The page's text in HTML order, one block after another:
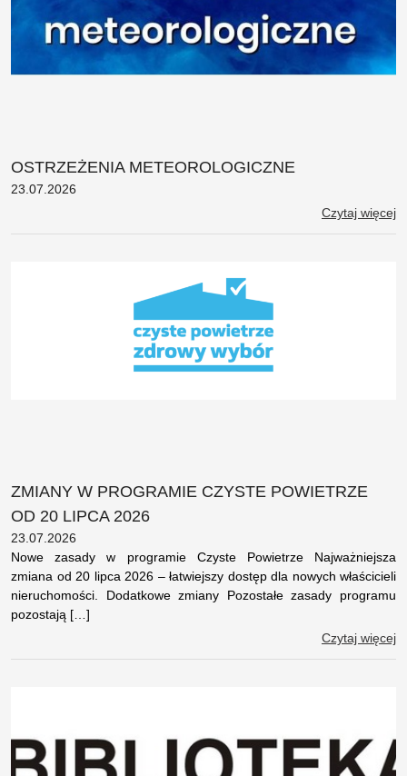
OSTRZEŻENIA METEOROLOGICZNE
23.07.2026
Czytaj więcej
ZMIANY W PROGRAMIE CZYSTE POWIETRZE
OD 20 LIPCA 2026
23.07.2026
Nowe zasady w programie Czyste Powietrze Najważniejsza
zmiana od 20 lipca 2026 – łatwiejszy dostęp dla nowych właścicieli
nieruchomości. Dodatkowe zmiany Pozostałe zasady programu
pozostają […]
Czytaj więcej